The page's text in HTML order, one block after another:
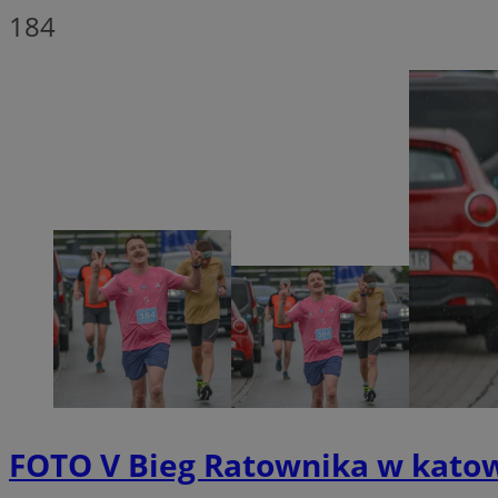
184
FOTO V Bieg Ratownika w
MvSessID
__cf_bm